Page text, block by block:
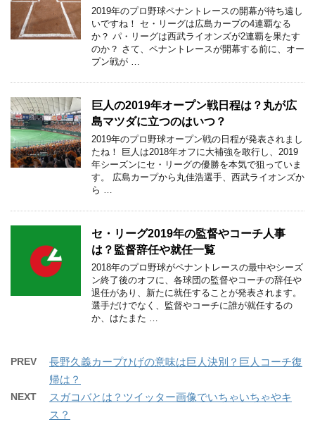
2019年のプロ野球ペナントレースの開幕が待ち遠し
いですね！ セ・リーグは広島カープの4連覇なる
か？ パ・リーグは西武ライオンズが2連覇を果たす
のか？ さて、ペナントレースが開幕する前に、オー
プン戦が …
巨人の2019年オープン戦日程は？丸が広
島マツダに立つのはいつ？
2019年のプロ野球オープン戦の日程が発表されまし
たね！ 巨人は2018年オフに大補強を敢行し、2019
年シーズンにセ・リーグの優勝を本気で狙っていま
す。 広島カープから丸佳浩選手、西武ライオンズか
ら …
セ・リーグ2019年の監督やコーチ人事
は？監督辞任や就任一覧
2018年のプロ野球がペナントレースの最中やシーズ
ン終了後のオフに、各球団の監督やコーチの辞任や
退任があり、新たに就任することが発表されます。
選手だけでなく、監督やコーチに誰が就任するの
か、はたまた …
PREV
長野久義カープひげの意味は巨人決別？巨人コーチ復
帰は？
NEXT
スガコバとは？ツイッター画像でいちゃいちゃやキ
ス？